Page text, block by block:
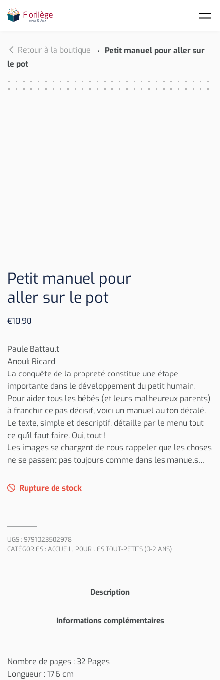
Retour à la boutique
Petit manuel pour aller sur
le pot
Petit manuel pour
aller sur le pot
€10,90
Paule Battault
Anouk Ricard
La conquête de la propreté constitue une étape
importante dans le développement du petit humain.
Pour aider tous les bébés (et leurs malheureux parents)
à franchir ce pas décisif, voici un manuel au ton décalé.
Le texte, simple et descriptif, détaille par le menu tout
ce qu’il faut faire. Oui, tout !
Les images se chargent de nous rappeler que les choses
ne se passent pas toujours comme dans les manuels…
Rupture de stock
UGS : 9791023502978
CATÉGORIES : ACCUEIL, POUR LES TOUT-PETITS (0-2 ANS)
Description
Informations complémentaires
Nombre de pages : 32 Pages
Longueur : 17.6 cm